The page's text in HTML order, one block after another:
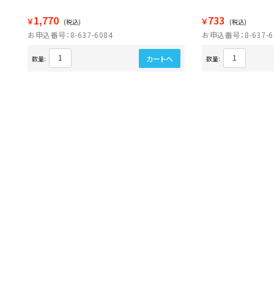
￥1,770 (税込)
お申込番号：8-637-6084
数量: カートへ
￥733 (税込)
お申込番号：8-637-
数量: